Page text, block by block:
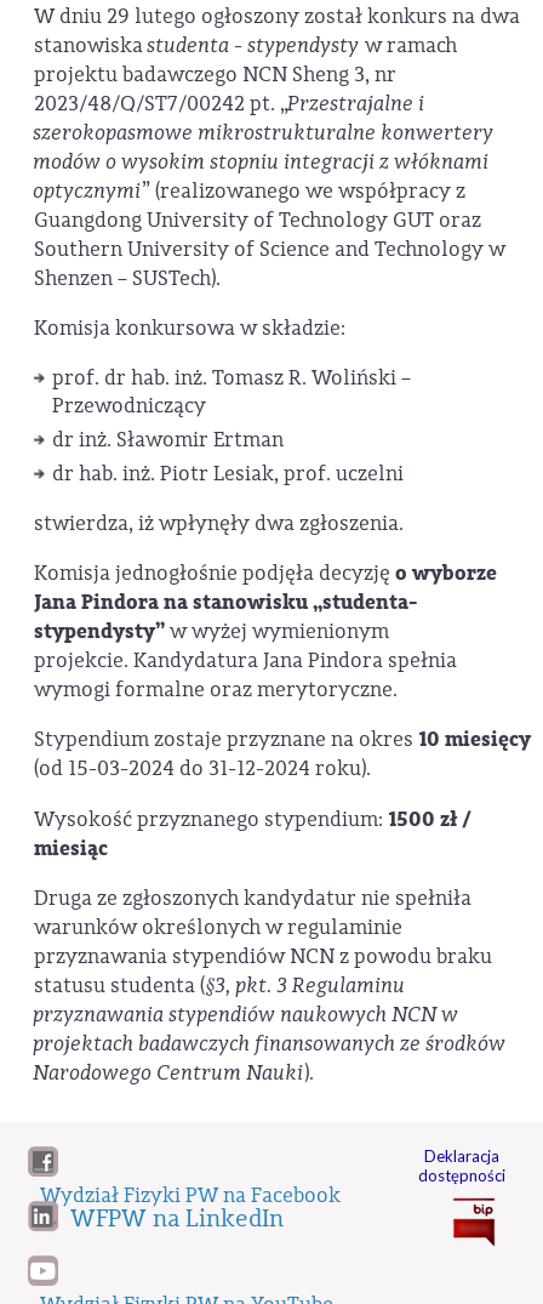
W dniu 29 lutego ogłoszony został konkurs na dwa
stanowiskastudenta - stypendysty w ramach
projektu badawczego NCN Sheng 3, nr
2023/48/Q/ST7/00242 pt. „Przestrajalne i
szerokopasmowe mikrostrukturalne konwertery
modów o wysokim stopniu integracji z włóknami
optycznymi” (realizowanego we współpracy z
Guangdong University of Technology GUT oraz
Southern University of Science and Technology w
Shenzen – SUSTech).
Komisja konkursowa w składzie:
prof. dr hab. inż. Tomasz R. Woliński –
Przewodniczący
dr inż. Sławomir Ertman
dr hab. inż. Piotr Lesiak, prof. uczelni
stwierdza, iż wpłynęły dwa zgłoszenia.
Komisja jednogłośnie podjęła decyzję o wyborze
Jana Pindora na stanowisku „studenta-
stypendysty”w wyżej wymienionym
projekcie. Kandydatura Jana Pindora spełnia
wymogi formalne oraz merytoryczne.
Stypendium zostaje przyznane na okres 10 miesięcy
(od 15-03-2024 do 31-12-2024 roku).
Wysokość przyznanego stypendium: 1500 zł /
miesiąc
Druga ze zgłoszonych kandydatur nie spełniła
warunków określonych w regulaminie
przyznawania stypendiów NCN z powodu braku
statusu studenta (§3, pkt. 3 Regulaminu
przyznawania stypendiów naukowych NCN w
projektach badawczych finansowanych ze środków
Narodowego Centrum Nauki).
Wydział Fizyki PW na Facebook
WFPW na LinkedIn
Deklaracja
dostępności